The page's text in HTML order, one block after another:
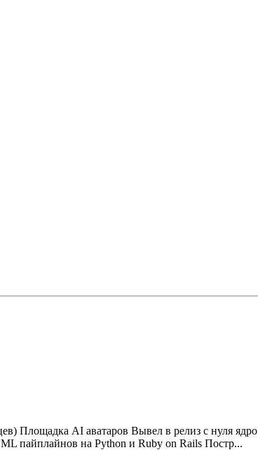
Площадка AI аватаров Вывел в релиз с нуля ядро
пайплайнов на Python и Ruby on Rails Постр...